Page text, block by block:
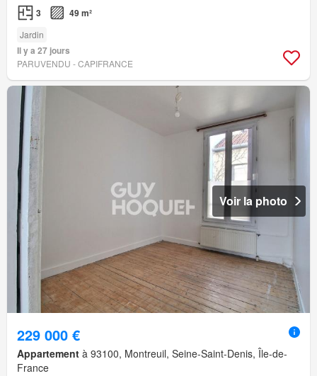
3 49 m²
Jardin
Il y a 27 jours
PARUVENDU - CAPIFRANCE
Voir la photo
229 000 €
Appartement à 93100, Montreuil, Seine-Saint-Denis, Île-de-
France